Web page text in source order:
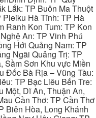
Lắk: TP Buôn Ma Thuột
Hà Tĩnh: TP Hà
Ranh Kon Tum: TP Kon
An: TP Vinh Phú
Hới Quảng Nam: TP
Ngãi Quảng Trị: TP
Sầm Sơn Khu vực Miền
Đốc Bà Rịa – Vũng Tàu:
TP Bạc Liêu Bến Tre:
Một, Dĩ An, Thuận An,
Cần Thơ: TP Cần Thơ
Biên Hòa, Long Khánh